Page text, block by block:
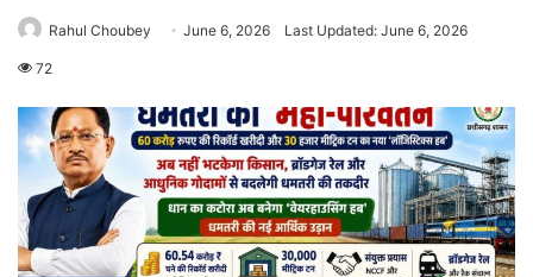
Rahul Choubey June 6, 2026 Last Updated: June 6, 2026
72